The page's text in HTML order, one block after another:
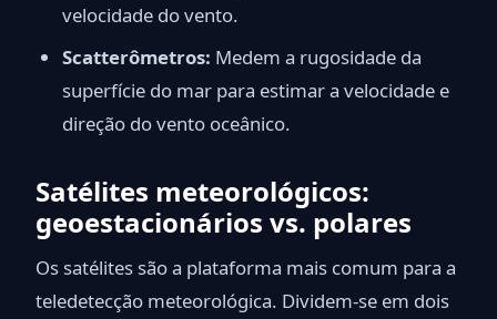
velocidade do vento.
Scatterômetros: Medem a rugosidade da
superfície do mar para estimar a velocidade e
direção do vento oceânico.
Satélites meteorológicos:
geoestacionários vs. polares
Os satélites são a plataforma mais comum para a
teledetecção meteorológica. Dividem-se em dois